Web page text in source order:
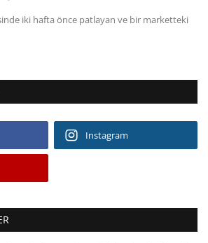
iki hafta önce patlayan ve bir marketteki
Instagram